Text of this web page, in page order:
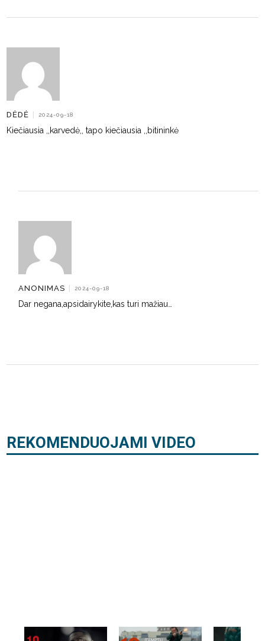
DĖDĖ 2024-09-18
Kiečiausia ,,karvedė,, tapo kiečiausia ,,bitininkė
ANONIMAS 2024-09-18
Dar negana,apsidairykite,kas turi mažiau…
REKOMENDUOJAMI VIDEO